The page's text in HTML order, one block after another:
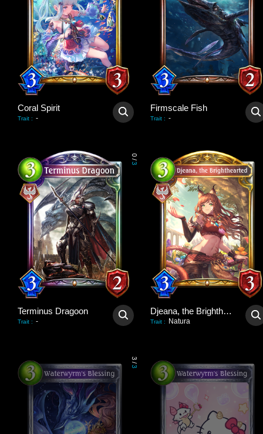
Coral Spirit
Trait : -
Firmscale Fish
Trait : -
0
/
3
Terminus Dragoon
Trait : -
Djeana, the Brighthearted
Trait : Natura
3
/
3